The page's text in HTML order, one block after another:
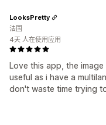
Love this app, the
useful as i have a
don't waste time trying
LooksPretty
法国
4天 人在使用应用